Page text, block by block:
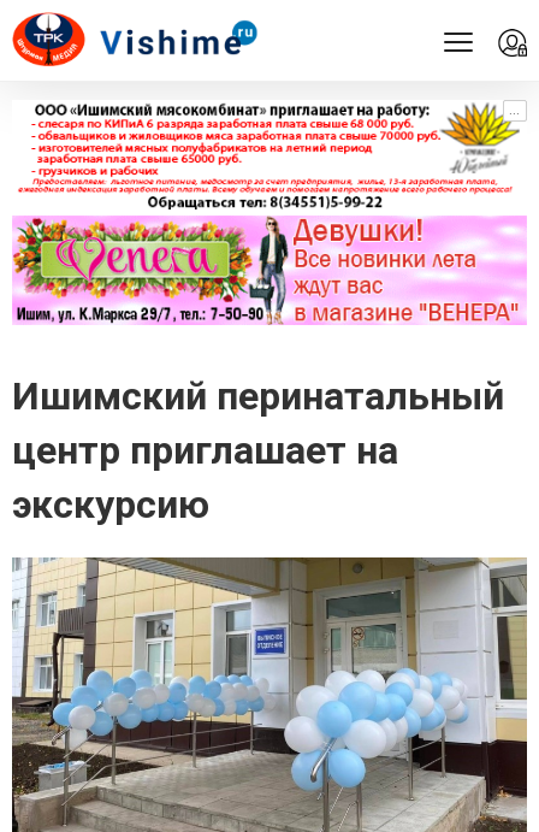
...
...
Ишимский перинатальный
центр приглашает на
экскурсию